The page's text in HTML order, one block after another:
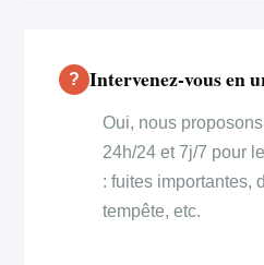
Intervenez-vous en
Oui, nous
24h/24 et 7j/7 pour
: fuites importantes,
tempête, etc.